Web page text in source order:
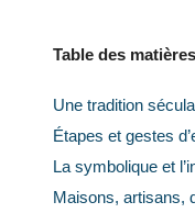
Table des matières
Une tradition
Étapes et gestes
La symbolique et
Maisons, artisans,